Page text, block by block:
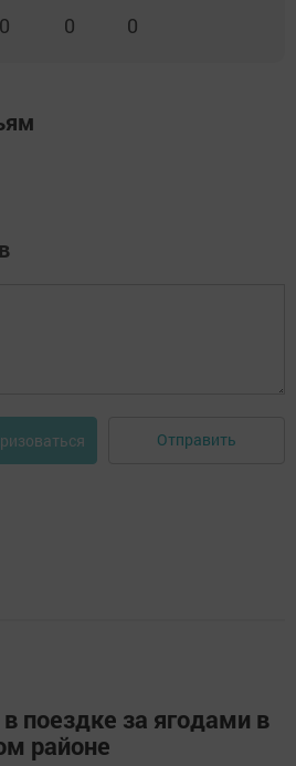
0 0 0
Отправить
поездке за ягодами в
районе